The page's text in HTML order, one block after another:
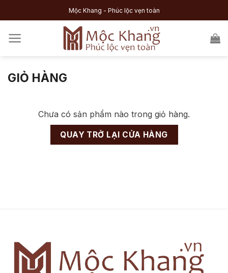
to
Mộc Khang - Phúc lộc vẹn toàn
GIỎ HÀNG
Chưa có sản phẩm nào trong giỏ hàng.
QUAY TRỞ LẠI CỬA HÀNG